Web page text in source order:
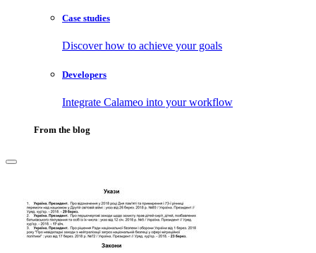
Case studies
Discover how to achieve your goals
Developers
Integrate Calameo into your workflow
From the blog